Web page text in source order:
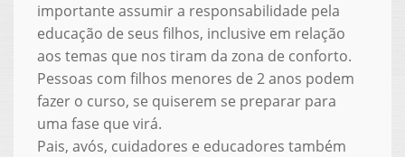
importante assumir a responsabilidade pela
educação de seus filhos, inclusive em relação
aos temas que nos tiram da zona de conforto.
Pessoas com filhos menores de 2 anos podem
fazer o curso, se quiserem se preparar para
uma fase que virá.
Pais, avós, cuidadores e educadores também